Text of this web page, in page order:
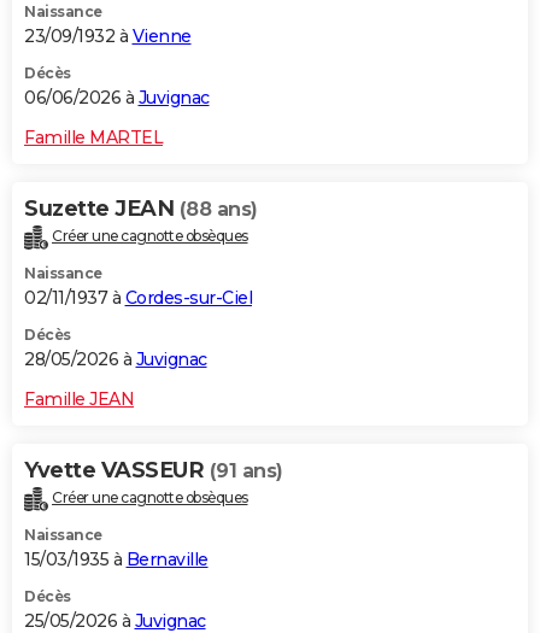
Naissance
23/09/1932 à Vienne
Décès
06/06/2026 à Juvignac
Famille MARTEL
Suzette JEAN (88 ans)
Créer une cagnotte obsèques
Naissance
02/11/1937 à Cordes-sur-Ciel
Décès
28/05/2026 à Juvignac
Famille JEAN
Yvette VASSEUR (91 ans)
Créer une cagnotte obsèques
Naissance
15/03/1935 à Bernaville
Décès
25/05/2026 à Juvignac